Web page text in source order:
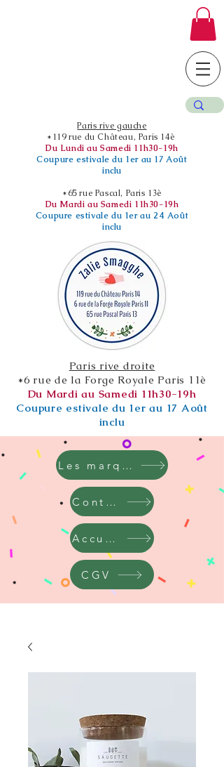
Paris rive gauche
*119 rue du Château, Paris 14è
Du Lundi au Samedi 11h30-19h
Coupure estivale du 1er au 17 Août
inclu
*65 rue Pascal, Paris 13è
Du Mardi au Samedi 11h30-19h
Coupure estivale du 1er au 24 Août
inclu
Paris rive droite
*6 rue de la Forge Royale Paris 11è
Du Mardi au Samedi 11h30-19h
Coupure estivale du 1er au 17 Août
inclu
Les marques
Contact
Accueil
CGV